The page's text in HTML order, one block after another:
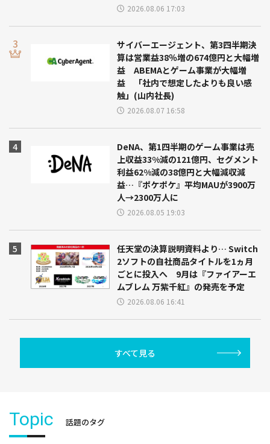
2026.08.06 17:03
サイバーエージェント、第3四半期決
算は営業益38％増の674億円と大幅増
益 ABEMAとゲーム事業が大幅増
益 「社内で想定したよりも良い感
触」(山内社長)
2026.08.07 16:58
DeNA、第1四半期のゲーム事業は売
上収益33%減の121億円、セグメント
利益62%減の38億円と大幅減収減
益…『ポケポケ』平均MAUが3900万
人→2300万人に
2026.08.05 19:03
任天堂の決算説明資料より… Switch
2ソフトの自社商品タイトルを1ヵ月
ごとに投入へ 9月は『ファイアーエ
ムブレム 万紫千紅』の発売を予定
2026.08.06 16:41
すべて見る
Topic 話題のタグ